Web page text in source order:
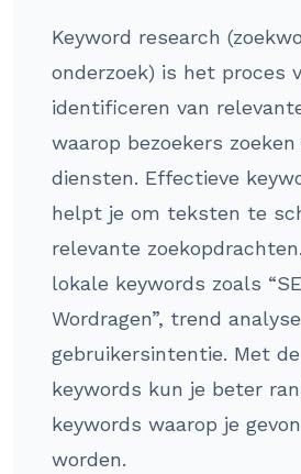
Keyword research
onderzoek) is het proces
identificeren van
waarop bezoekers
diensten. Effectieve
helpt je om teksten te
relevante
lokale keywords zoals
Wordragen”, trend
gebruikersintentie. Met
keywords kun je beter
keywords waarop je
worden.